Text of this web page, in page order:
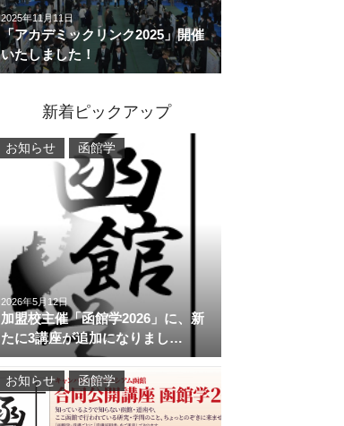
2025年11月11日
「アカデミックリンク2025」開催
いたしました！
新着ピックアップ
2026年5月12日
加盟校主催「函館学2026」に、新
たに3講座が追加になりまし…
お知らせ 函館学
お知らせ 函館学